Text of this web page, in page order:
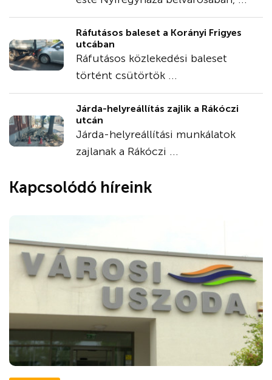
Ráfutásos baleset a Korányi Frigyes
utcában
Ráfutásos közlekedési baleset
történt csütörtök ...
Járda-helyreállítás zajlik a Rákóczi
utcán
Járda-helyreállítási munkálatok
zajlanak a Rákóczi ...
Kapcsolódó híreink